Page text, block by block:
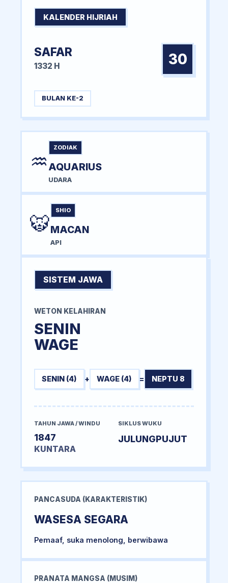
KALENDER HIJRIAH
SAFAR
1332 H 30
BULAN KE-2
♒
ZODIAK
AQUARIUS
UDARA
🐯
SHIO
MACAN
API
SISTEM JAWA
WETON KELAHIRAN
SENIN
WAGE
SENIN (4) + WAGE (4) = NEPTU 8
TAHUN JAWA / WINDU
1847
KUNTARA
SIKLUS WUKU
JULUNGPUJUT
PANCASUDA (KARAKTERISTIK)
WASESA SEGARA
Pemaaf, suka menolong, berwibawa
PRANATA MANGSA (MUSIM)